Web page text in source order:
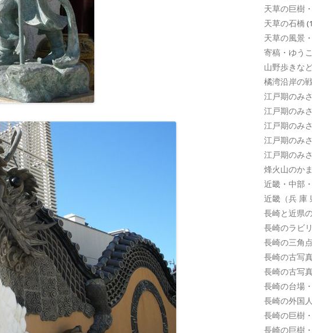
天草の巨樹
天草の石橋
天草の風景
寄稿・ゆう
山野歩きな
橘湾沿岸の
江戸期のみ
江戸期のみ
江戸期のみ
江戸期のみ
江戸期のみ
烽火山のか
近畿・中部
近畿（兵 庫
長崎と近県
長崎のラビ
長崎の三角
長崎の古写
長崎の古写
長崎の台場
長崎の外国
長崎の巨樹
長崎の巨樹